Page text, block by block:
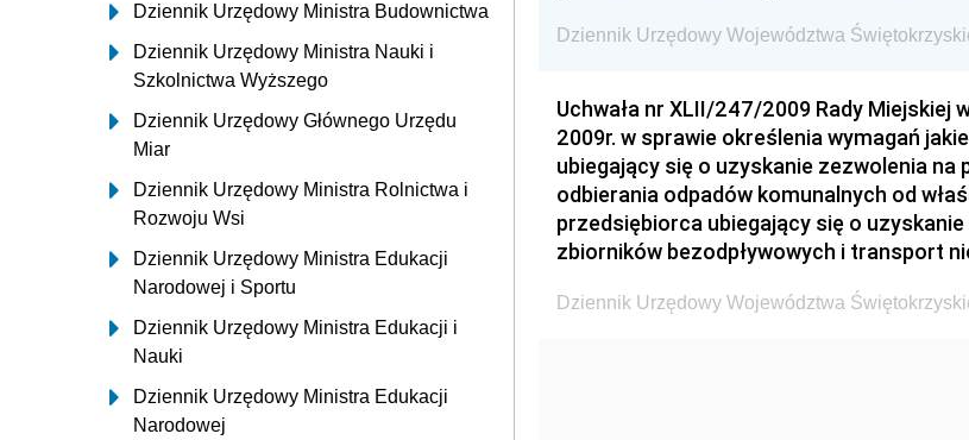
Dziennik Urzędowy Ministra Budownictwa
Dziennik Urzędowy Ministra Nauki i
Szkolnictwa Wyższego
Dziennik Urzędowy Głównego Urzędu
Miar
Dziennik Urzędowy Ministra Rolnictwa i
Rozwoju Wsi
Dziennik Urzędowy Ministra Edukacji
Narodowej i Sportu
Dziennik Urzędowy Ministra Edukacji i
Nauki
Dziennik Urzędowy Ministra Edukacji
Narodowej
Dziennik Urzędowy Województwa
Uchwała nr XLII/247/2009 Rady Miejskiej
2009r. w sprawie określenia wymagań
ubiegający się o uzyskanie zezwolenia
odbierania odpadów komunalnych od
przedsiębiorca ubiegający się o
zbiorników bezodpływowych i transport
Dziennik Urzędowy Województwa